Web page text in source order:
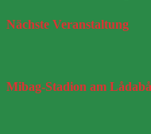
Nächste Veranstaltung
Mibag-Stadion am